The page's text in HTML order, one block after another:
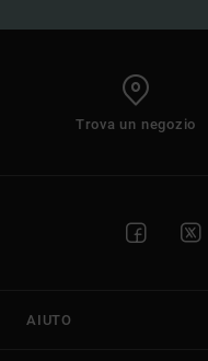
Trova un negozio
AIUTO